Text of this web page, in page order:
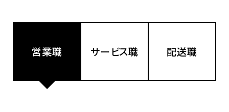
会社を知る
仕事を
営業職 サービス職 配送職